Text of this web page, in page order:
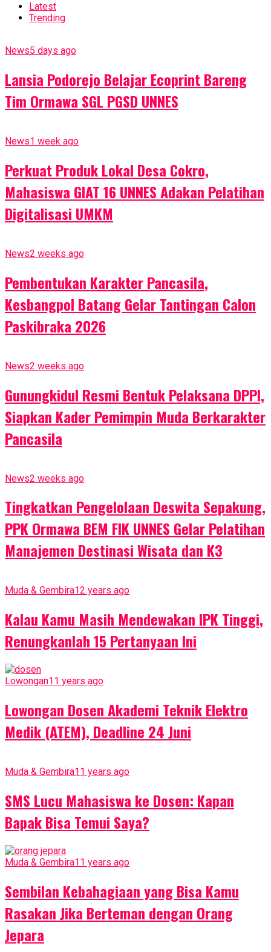
Latest
Trending
News5 days ago
Lansia Podorejo Belajar Ecoprint Bareng
Tim Ormawa SGL PGSD UNNES
News1 week ago
Perkuat Produk Lokal Desa Cokro,
Mahasiswa GIAT 16 UNNES Adakan Pelatihan
Digitalisasi UMKM
News2 weeks ago
Pembentukan Karakter Pancasila,
Kesbangpol Batang Gelar Tantingan Calon
Paskibraka 2026
News2 weeks ago
Gunungkidul Resmi Bentuk Pelaksana DPPI,
Siapkan Kader Pemimpin Muda Berkarakter
Pancasila
News2 weeks ago
Tingkatkan Pengelolaan Deswita Sepakung,
PPK Ormawa BEM FIK UNNES Gelar Pelatihan
Manajemen Destinasi Wisata dan K3
Muda & Gembira12 years ago
Kalau Kamu Masih Mendewakan IPK Tinggi,
Renungkanlah 15 Pertanyaan Ini
Lowongan11 years ago
Lowongan Dosen Akademi Teknik Elektro
Medik (ATEM), Deadline 24 Juni
Muda & Gembira11 years ago
SMS Lucu Mahasiswa ke Dosen: Kapan
Bapak Bisa Temui Saya?
Muda & Gembira11 years ago
Sembilan Kebahagiaan yang Bisa Kamu
Rasakan Jika Berteman dengan Orang
Jepara